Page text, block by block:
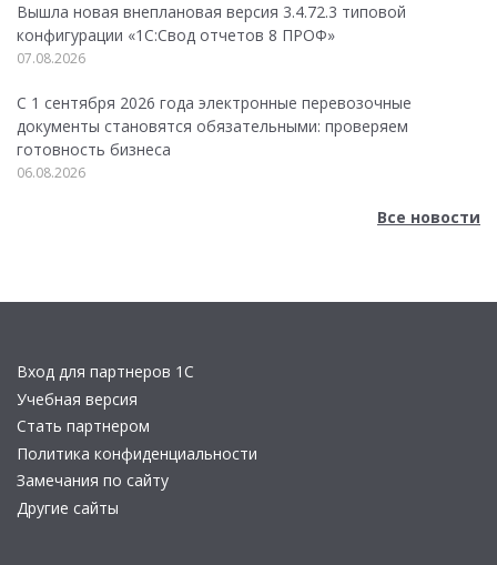
Вышла новая внеплановая версия 3.4.72.3 типовой
конфигурации «1C:Свод отчетов 8 ПРОФ»
07.08.2026
С 1 сентября 2026 года электронные перевозочные
документы становятся обязательными: проверяем
готовность бизнеса
06.08.2026
Все новости
Вход для партнеров 1С
Учебная версия
Стать партнером
Политика конфиденциальности
Замечания по сайту
Другие сайты